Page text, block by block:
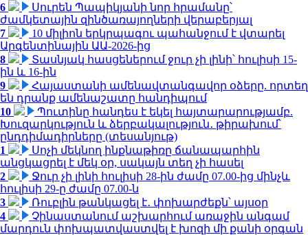
6
Սուրեն Պապիկյանի նոր հրամանը՝
ժամկետային զինծառայողների վերաբերյալ
7
10 միլիոն երկրպագու պահանջում է վտարել
Արգենտինային ԱԱ-2026-ից
8
Տասնյակ հասցեներում ջուր չի լինի՝ հուլիսի 15-
ին և 16-ին
9
Հայաստանի ամենավտանգավոր օձերը. որտեղ
են դրանք ամենաշատը հանդիպում
10
Պուտինը հանդես է եկել հայտարարությամբ.
Խուզարկություն և ձերբակալություն․ թիրախում՝
ընդդիմադիրները (տեսանյութ)
1
Սոչի մեկնող ինքնաթիռը ճանապարհին
անցկացրել է մեկ օր, սակայն տեղ չի հասել
2
Ջուր չի լինի հուլիսի 28-ին ժամը 07.00-ից մինչև
հուլիսի 29-ը ժամը 07.00-ն
3
Ռուբլին թանկացել է․ փոխարժեքն՝ այսօր
4
Չինաստանում աշխարհում առաջին անգամ
մարդուն փոխպատվաստվել է խոզի մի քանի օրգան